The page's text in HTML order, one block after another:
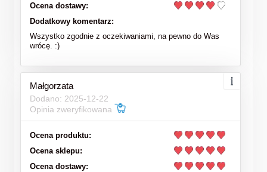
Ocena dostawy:
Dodatkowy komentarz:
Wszystko zgodnie z oczekiwaniami, na pewno do Was
wrócę. :)
Małgorzata
Dodano: 2025-12-22
Opinia zweryfikowana
Ocena produktu:
Ocena sklepu:
Ocena dostawy: